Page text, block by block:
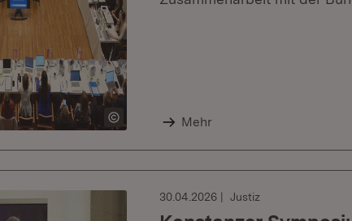
Mehr
30.04.2026 Justiz